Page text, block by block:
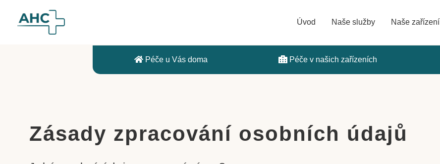
Úvod Naše služby Naše zařízení
Péče u Vás doma Péče v našich zařízeních
Zásady zpracování osobních údajů